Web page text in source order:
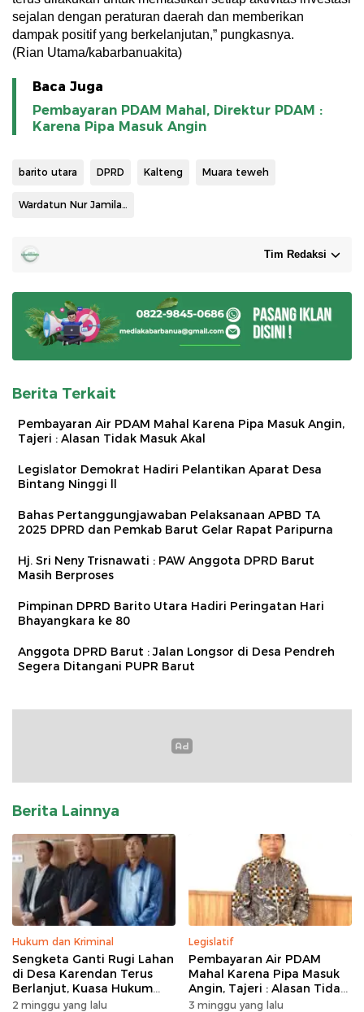
sejalan dengan peraturan daerah dan memberikan
dampak positif yang berkelanjutan,” pungkasnya.
(Rian Utama/kabarbanuakita)
Baca Juga
Pembayaran PDAM Mahal, Direktur PDAM :
Karena Pipa Masuk Angin
barito utara DPRD Kalteng Muara teweh
Wardatun Nur Jamilah
Tim Redaksi
Berita Terkait
Pembayaran Air PDAM Mahal Karena Pipa Masuk Angin,
Tajeri : Alasan Tidak Masuk Akal
Legislator Demokrat Hadiri Pelantikan Aparat Desa
Bintang Ninggi ll
Bahas Pertanggungjawaban Pelaksanaan APBD TA
2025 DPRD dan Pemkab Barut Gelar Rapat Paripurna
Hj. Sri Neny Trisnawati : PAW Anggota DPRD Barut
Masih Berproses
Pimpinan DPRD Barito Utara Hadiri Peringatan Hari
Bhayangkara ke 80
Anggota DPRD Barut : Jalan Longsor di Desa Pendreh
Segera Ditangani PUPR Barut
Berita Lainnya
Hukum dan Kriminal
Sengketa Ganti Rugi Lahan
di Desa Karendan Terus
Berlanjut, Kuasa Hukum
Ajukan Kasasi
2 minggu yang lalu
Legislatif
Pembayaran Air PDAM
Mahal Karena Pipa Masuk
Angin, Tajeri : Alasan Tidak
Masuk Akal
3 minggu yang lalu